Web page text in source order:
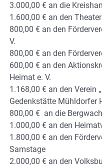
3.000,00 € an die
1.600,00 € an den
800,00 € an den
V.
800,00 € an den
600,00 € an den
Heimat e. V.
1.168,00 € an den Verein
Gedenkstätte Mühldorfer
800,00 € an die
1.000,00 € an den
1.800,00 € an den
Samstage
2.000,00 € an den